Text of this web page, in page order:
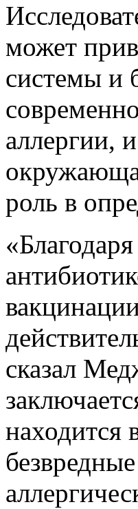
может
системы и
аллергии,
роль в
сказал
находится